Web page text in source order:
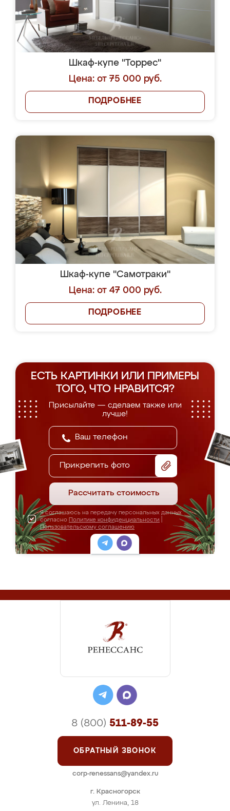
Шкаф-купе "Торрес"
Цена: от 75 000 руб.
ПОДРОБНЕЕ
Шкаф-купе "Самотраки"
Цена: от 47 000 руб.
ПОДРОБНЕЕ
ЕСТЬ КАРТИНКИ ИЛИ ПРИМЕРЫ
ТОГО, ЧТО НРАВИТСЯ?
Присылайте — сделаем также или
лучше!
Прикрепить фото
Рассчитать стоимость
Я соглашаюсь на передачу персональных данных
согласно Политике конфиденциальности
Пользовательскому соглашению
г. Красногорск
ул. Ленина, 18
8 (800) 511-89-55
ОБРАТНЫЙ ЗВОНОК
corp-renessans@yandex.ru